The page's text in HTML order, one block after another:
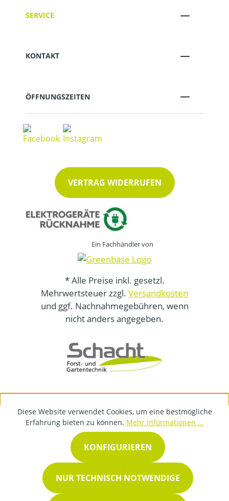
SERVICE
KONTAKT
ÖFFNUNGSZEITEN
VERTRAG WIDERRUFEN
Ein Fachhändler von
* Alle Preise inkl. gesetzl.
Mehrwertsteuer zzgl. Versandkosten
und ggf. Nachnahmegebühren, wenn
nicht anders angegeben.
Diese Website verwendet Cookies, um eine bestmögliche
Erfahrung bieten zu können. Mehr Informationen ...
NUR TECHNISCH NOTWENDIGE
KONFIGURIEREN